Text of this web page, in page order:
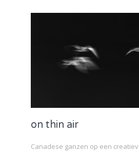
on thin air
Canadese ganzen op een